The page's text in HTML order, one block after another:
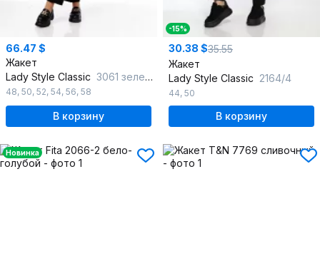
66.47 $
Жакет
Lady Style Classic 3061 зеленый_с_черным
48, 50, 52, 54, 56, 58
В корзину
-15%
30.38 $35.55
Жакет
Lady Style Classic 2164/4
44, 50
В корзину
Новинка